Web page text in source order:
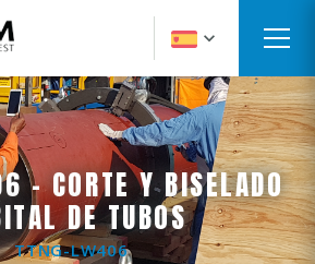
- CORTE Y BISELADO
DE TUBOS
TTNG-LW406